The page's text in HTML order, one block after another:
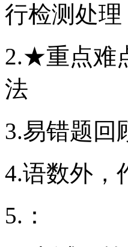
行检测处理
2.★重点难
法
3.易错题回
4.语数外，
5.：